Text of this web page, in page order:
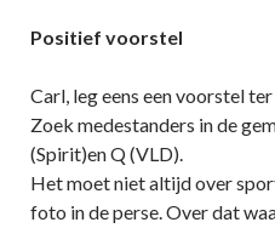
Positief voorstel
Carl, leg eens een voorstel
Zoek medestanders in de
(Spirit)en Q (VLD).
Het moet niet altijd over
foto in de perse. Over dat